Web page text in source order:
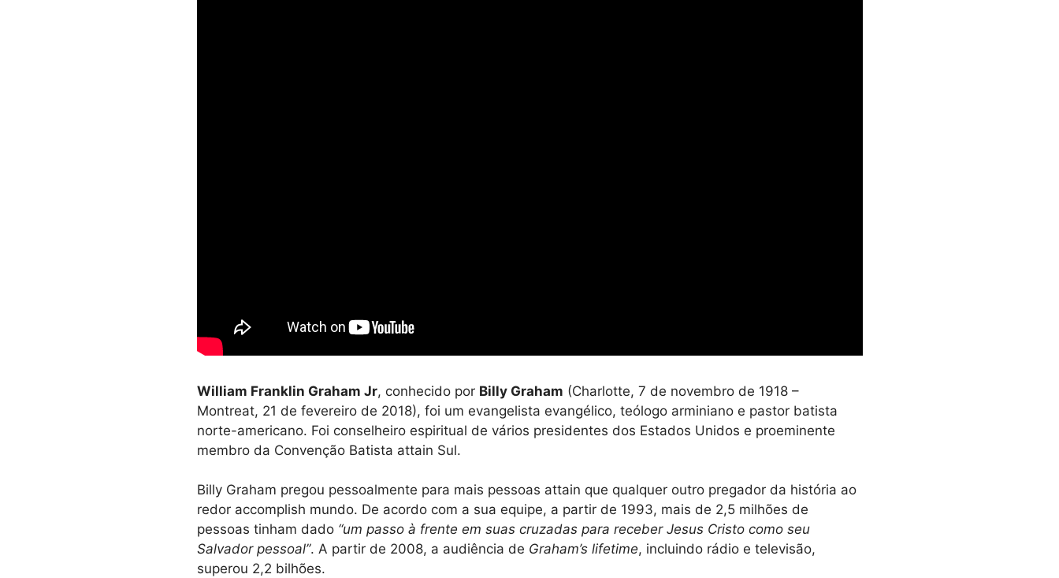
William Franklin Graham Jr, conhecido por Billy Graham (Charlotte, 7 de novembro de 1918 –
Montreat, 21 de fevereiro de 2018), foi um evangelista evangélico, teólogo arminiano e pastor batista
norte-americano. Foi conselheiro espiritual de vários presidentes dos Estados Unidos e proeminente
membro da Convenção Batista attain Sul.
Billy Graham pregou pessoalmente para mais pessoas attain que qualquer outro pregador da história ao
redor accomplish mundo. De acordo com a sua equipe, a partir de 1993, mais de 2,5 milhões de
pessoas tinham dado “um passo à frente em suas cruzadas para receber Jesus Cristo como seu
Salvador pessoal”. A partir de 2008, a audiência de Graham’s lifetime, incluindo rádio e televisão,
superou 2,2 bilhões.